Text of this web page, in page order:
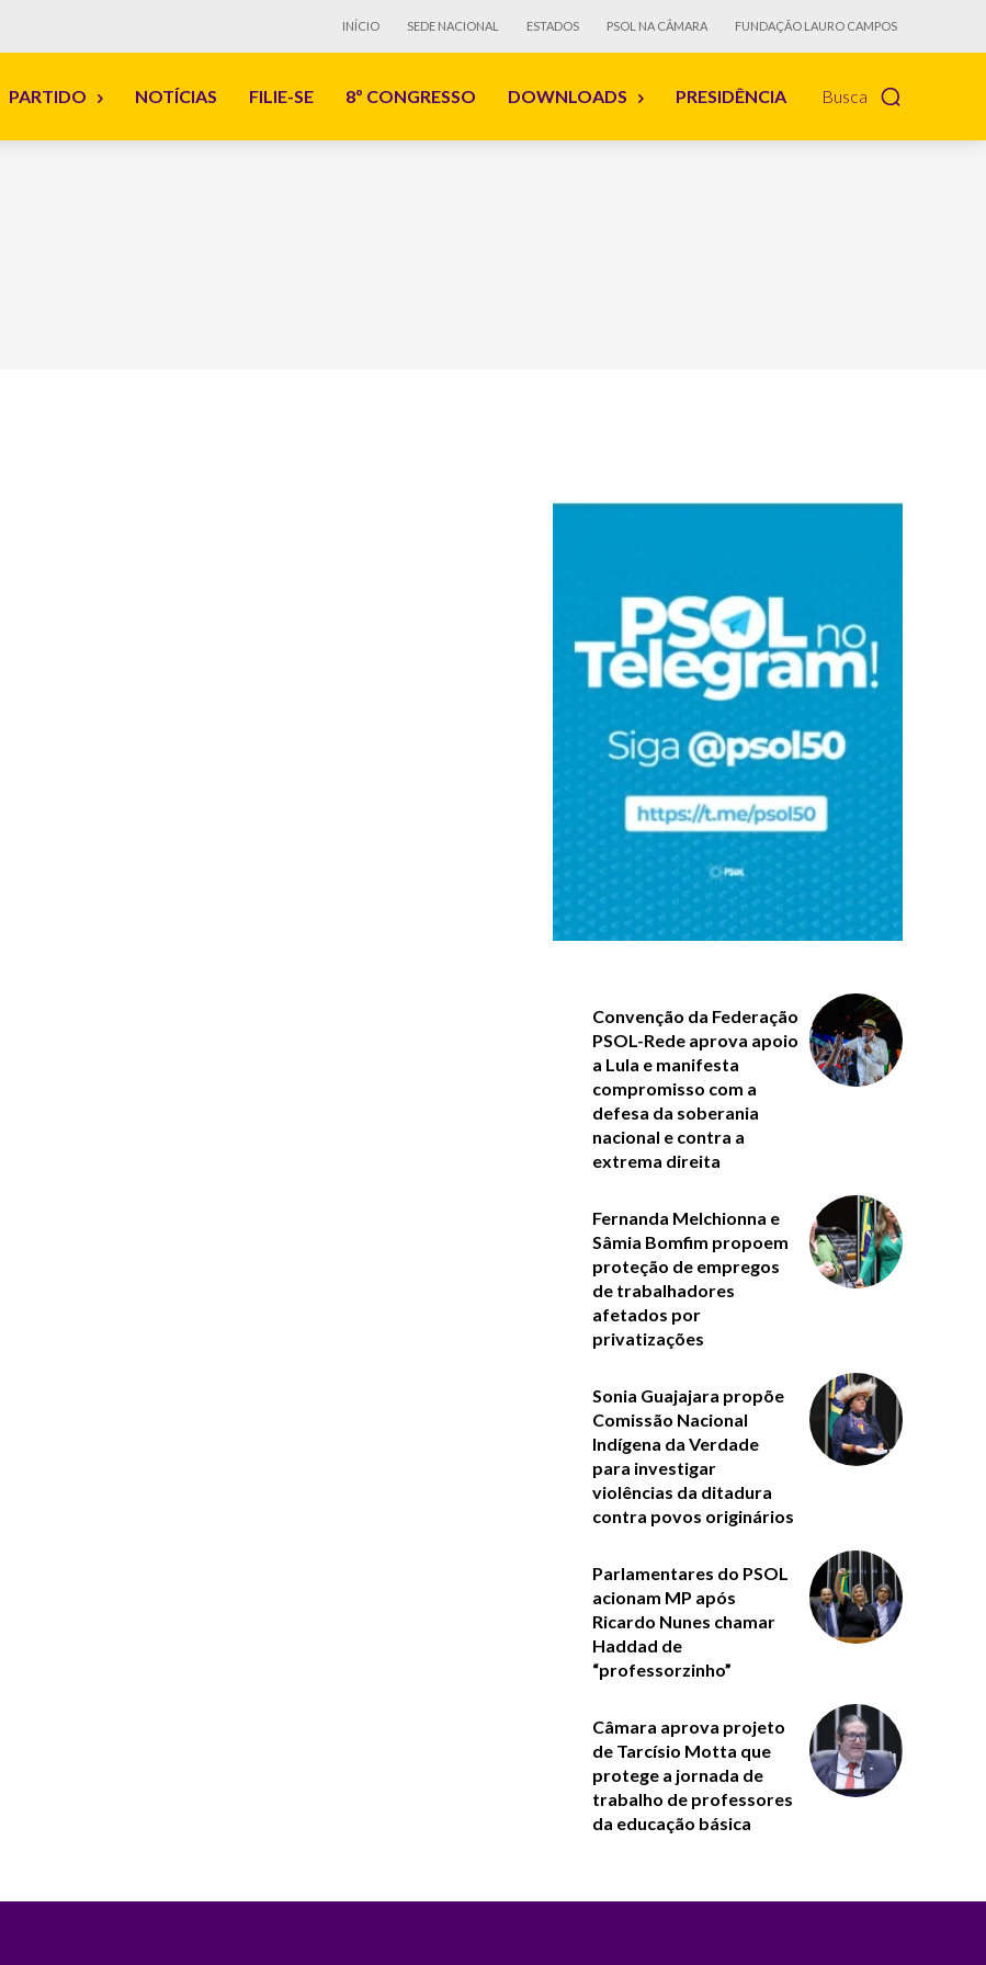
INÍCIO SEDE NACIONAL ESTADOS PSOL NA CÂMARA FUNDAÇÃO LAURO CAMPOS
Busca
PARTIDO NOTÍCIAS FILIE-SE 8º CONGRESSO DOWNLOADS PRESIDÊNCIA
Convenção da Federação
PSOL-Rede aprova apoio
a Lula e manifesta
compromisso com a
defesa da soberania
nacional e contra a
extrema direita
Fernanda Melchionna e
Sâmia Bomfim propoem
proteção de empregos
de trabalhadores
afetados por
privatizações
Sonia Guajajara propõe
Comissão Nacional
Indígena da Verdade
para investigar
violências da ditadura
contra povos originários
Parlamentares do PSOL
acionam MP após
Ricardo Nunes chamar
Haddad de
“professorzinho”
Câmara aprova projeto
de Tarcísio Motta que
protege a jornada de
trabalho de professores
da educação básica